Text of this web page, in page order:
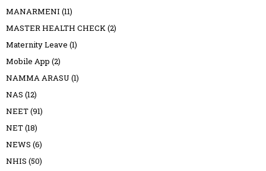
MANARMENI (11)
MASTER HEALTH CHECK(2)
Maternity Leave (1)
Mobile App (2)
NAMMA ARASU (1)
NAS (12)
NEET(91)
NET(18)
NEWS (6)
NHIS (50)